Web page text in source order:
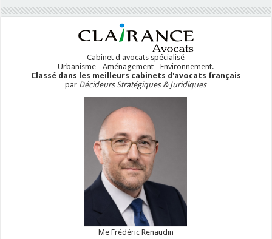
Cabinet d'avocats spécialisé
Urbanisme - Aménagement - Environnement.
Classé dans les meilleurs cabinets d'avocats français
par Décideurs Stratégiques & Juridiques
Me Frédéric Renaudin